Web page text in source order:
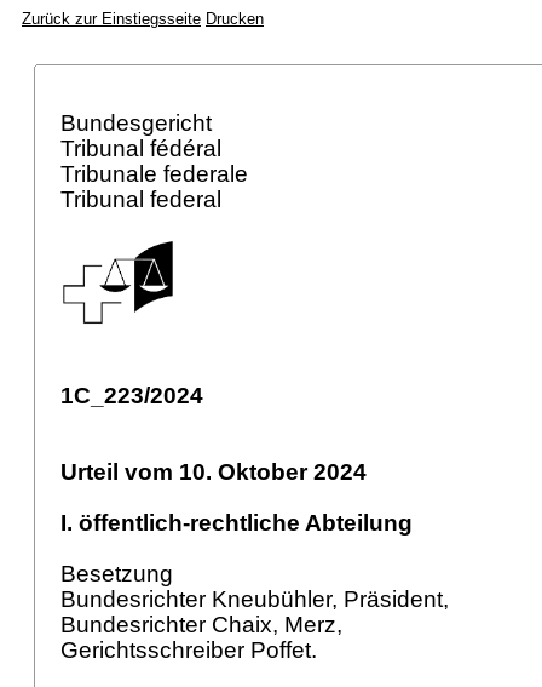
Zurück zur Einstiegsseite Drucken
Bundesgericht
Tribunal fédéral
Tribunale federale
Tribunal federal
1C_223/2024
Urteil vom 10. Oktober 2024
I. öffentlich-rechtliche Abteilung
Besetzung
Bundesrichter Kneubühler, Präsident,
Bundesrichter Chaix, Merz,
Gerichtsschreiber Poffet.